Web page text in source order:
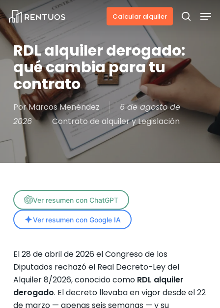
Skip
to
main
content
Calcular alquiler search
RDL alquiler derogado:
qué cambia para tu
contrato
PorMarcos Menéndez
6 de agosto de
2026
Contrato de alquiler y Legislación
Ver resumen con ChatGPT
Ver resumen con Google IA
El 28 de abril de 2026 el Congreso de los
Diputados rechazó el Real Decreto-Ley del
Alquiler 8/2026, conocido como RDL alquiler
derogado. El decreto llevaba en vigor desde el 22
de marzo — apenas seis semanas — y su